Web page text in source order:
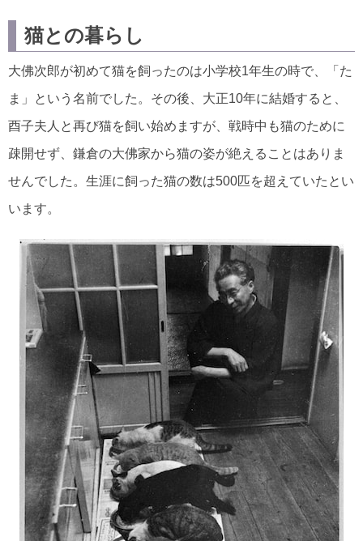
猫との暮らし
大佛次郎が初めて猫を飼ったのは小学校1年生の時で、「た
ま」という名前でした。その後、大正10年に結婚すると、
酉子夫人と再び猫を飼い始めますが、戦時中も猫のために
疎開せず、鎌倉の大佛家から猫の姿が絶えることはありま
せんでした。生涯に飼った猫の数は500匹を超えていたとい
います。